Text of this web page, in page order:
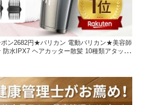
ン2682円★バリカン 電動バリカン★美容師
水IPX7 ヘアカッター散髪 10種類アタッチ
機能日本製刃 バリカンメンズ USB急速充電
供 家庭用 業務用 ヘアトリマー セルフカッ